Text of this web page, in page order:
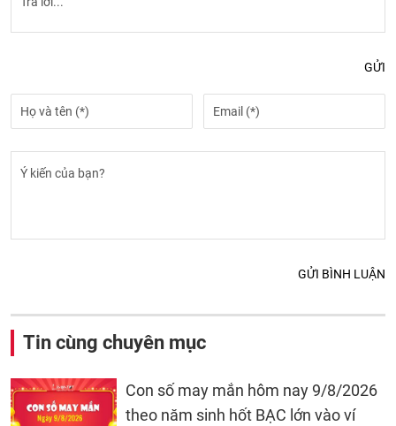
GỬI
GỬI BÌNH LUẬN
Tin cùng chuyên mục
Con số may mắn hôm nay 9/8/2026
theo năm sinh hốt BẠC lớn vào ví